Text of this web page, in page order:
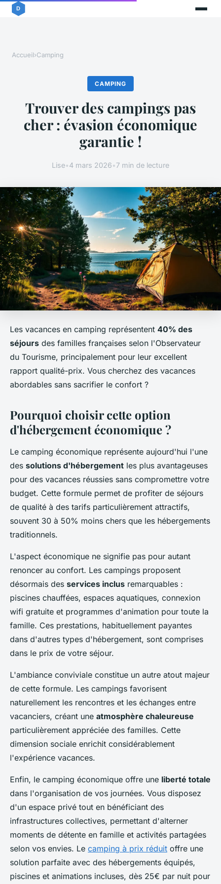
Accueil›Camping
CAMPING
Trouver des campings pas
cher : évasion économique
garantie !
Lise•4 mars 2026•7 min de lecture
Les vacances en camping représentent 40% des
séjours des familles françaises selon l'Observateur
du Tourisme, principalement pour leur excellent
rapport qualité-prix. Vous cherchez des vacances
abordables sans sacrifier le confort ?
Pourquoi choisir cette option
d'hébergement économique ?
Le camping économique représente aujourd'hui l'une
des solutions d'hébergement les plus avantageuses
pour des vacances réussies sans compromettre votre
budget. Cette formule permet de profiter de séjours
de qualité à des tarifs particulièrement attractifs,
souvent 30 à 50% moins chers que les hébergements
traditionnels.
L'aspect économique ne signifie pas pour autant
renoncer au confort. Les campings proposent
désormais des services inclus remarquables :
piscines chauffées, espaces aquatiques, connexion
wifi gratuite et programmes d'animation pour toute la
famille. Ces prestations, habituellement payantes
dans d'autres types d'hébergement, sont comprises
dans le prix de votre séjour.
L'ambiance conviviale constitue un autre atout majeur
de cette formule. Les campings favorisent
naturellement les rencontres et les échanges entre
vacanciers, créant une atmosphère chaleureuse
particulièrement appréciée des familles. Cette
dimension sociale enrichit considérablement
l'expérience vacances.
Enfin, le camping économique offre une liberté totale
dans l'organisation de vos journées. Vous disposez
d'un espace privé tout en bénéficiant des
infrastructures collectives, permettant d'alterner
moments de détente en famille et activités partagées
selon vos envies. Le camping à prix réduit offre une
solution parfaite avec des hébergements équipés,
piscines et animations incluses, dès 25€ par nuit pour